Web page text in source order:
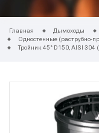
Главная Дымоходы
Одностенные (раструбно-
Тройник 45° D150, AISI 304